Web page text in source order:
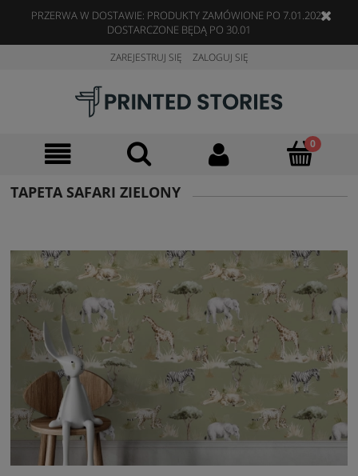
PRZERWA W DOSTAWIE: PRODUKTY ZAMÓWIONE PO 7.01.2023
DOSTARCZONE BĘDĄ PO 30.01
ZAREJESTRUJ SIĘ ZALOGUJ SIĘ
TAPETA SAFARI ZIELONY